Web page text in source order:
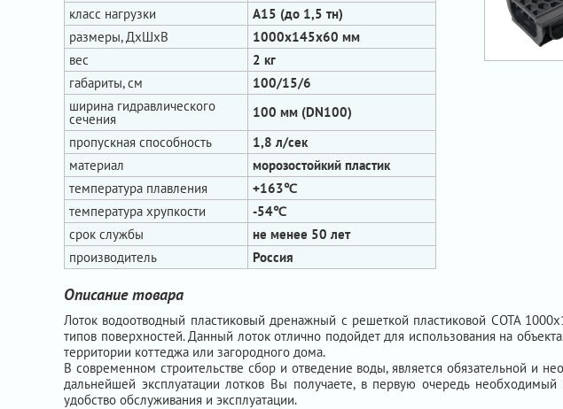
класс нагрузки
А15 (до 1,5 тн)
размеры, ДхШхВ
1000х145х60 мм
вес
2 кг
габариты, см
100/15/6
ширина гидравлического
сечения
100 мм (DN100)
пропускная способность
1,8 л/сек
материал
морозостойкий пластик
температура плавления
+163℃
температура хрупкости
-54℃
срок службы
не менее 50 лет
производитель
Россия
Описание товара
Лоток водоотводный пластиковый дренажный с решеткой пластиковой СОТА
типов поверхностей. Данный лоток отлично подойдет для использования на
территории коттеджа или загородного дома.
В современном строительстве сбор и отведение воды, является обязательной и
дальнейшей эксплуатации лотков Вы получаете, в первую очередь
удобство обслуживания и эксплуатации.